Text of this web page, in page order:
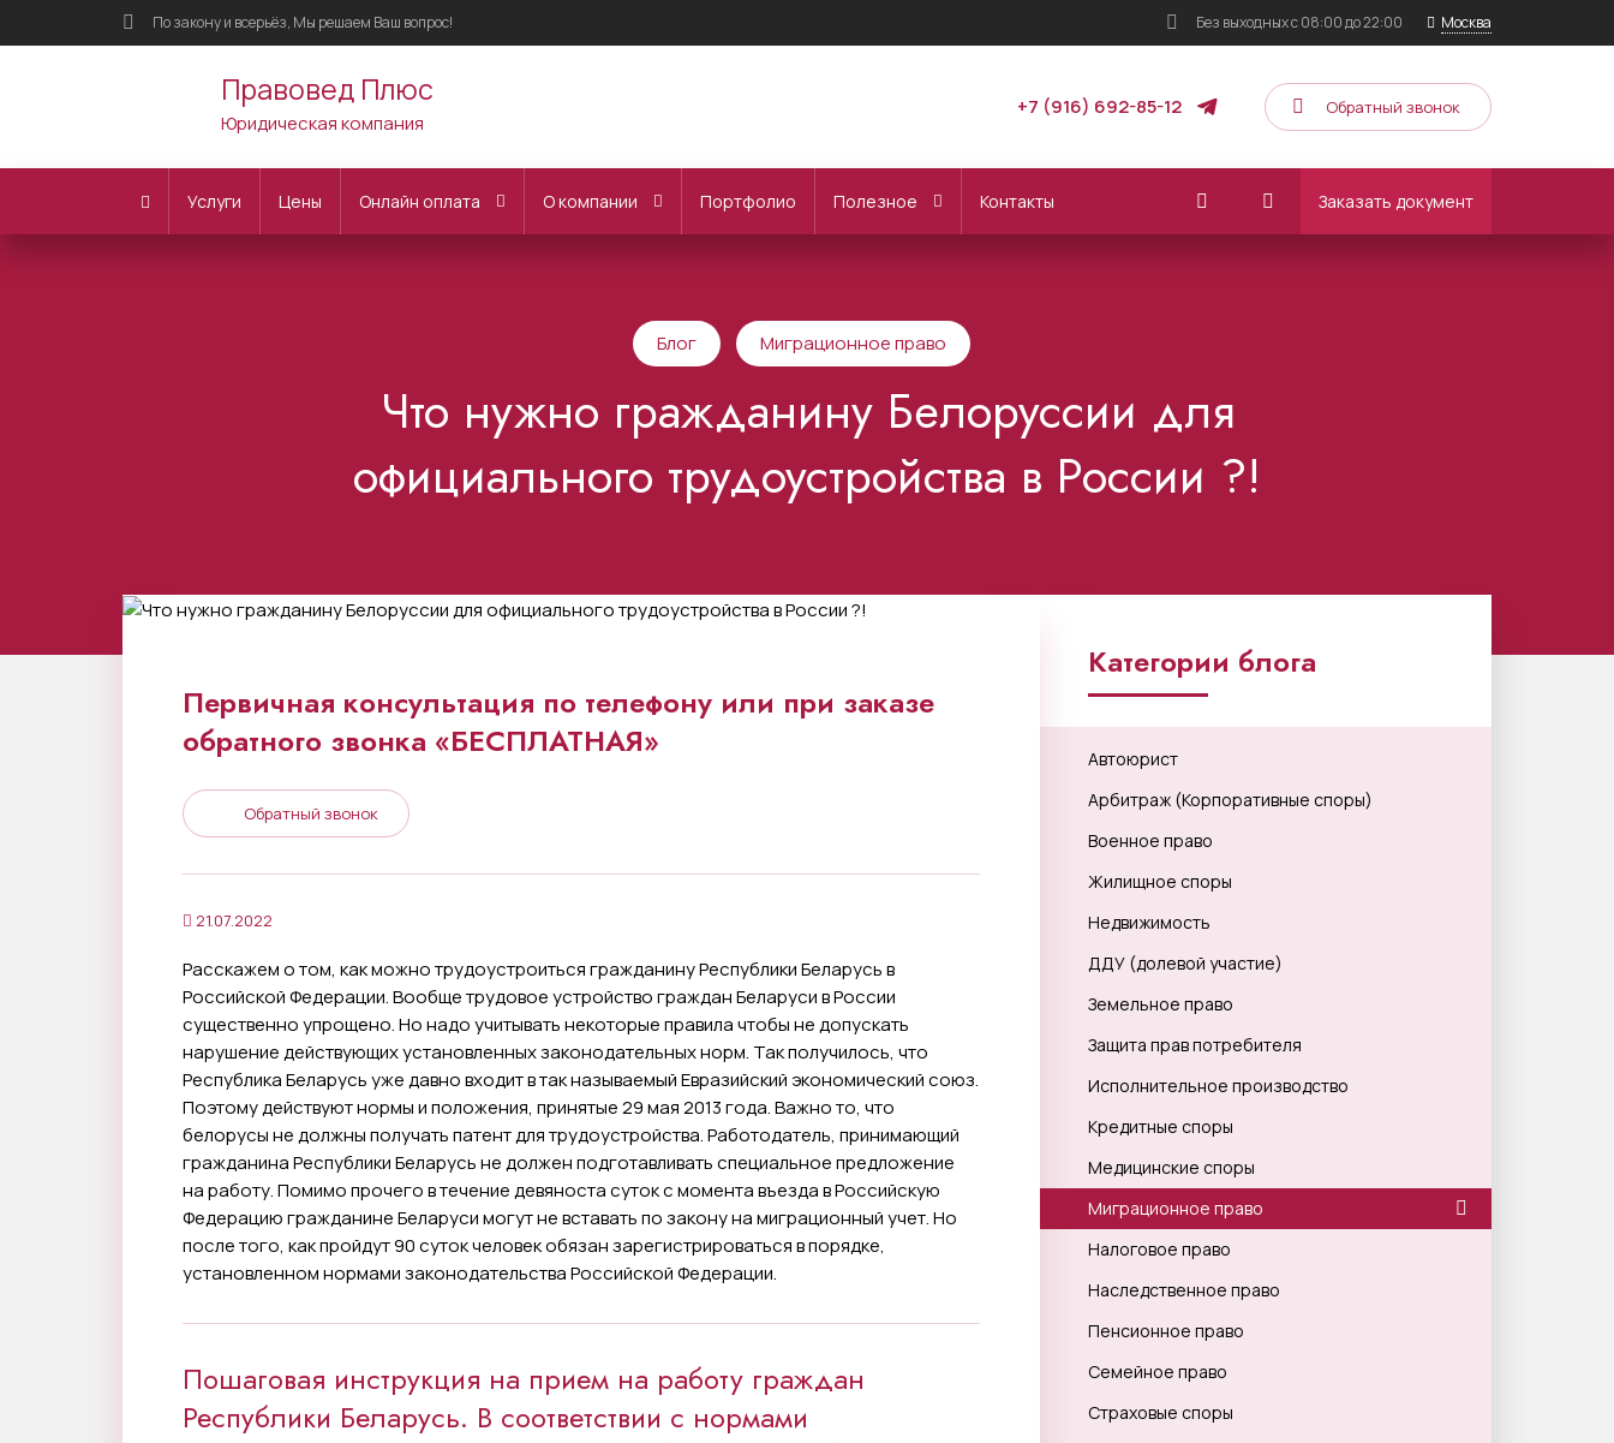
По закону и всерьёз, Мы решаем Ваш вопрос! Без выходныхс 08:00 до 22:00 Москва
Правовед Плюс
Юридическая компания
+7 (916) 692-85-12 Обратный звонок
Услуги Цены Онлайн оплата О компании Портфолио Полезное Контакты Заказать документ
Блог Миграционное право
Что нужно гражданину Белоруссии для
официального трудоустройства в России ?!
Первичная консультация по телефону или при заказе
обратного звонка «БЕСПЛАТНАЯ»
Обратный звонок
21.07.2022
Расскажем о том, как можно трудоустроиться гражданину Республики Беларусь в
Российской Федерации. Вообще трудовое устройство граждан Беларуси в России
существенно упрощено. Но надо учитывать некоторые правила чтобы не допускать
нарушение действующих установленных законодательных норм. Так получилось, что
Республика Беларусь уже давно входит в так называемый Евразийский экономический союз.
Поэтому действуют нормы и положения, принятые 29 мая 2013 года. Важно то, что
белорусы не должны получать патент для трудоустройства. Работодатель, принимающий
гражданина Республики Беларусь не должен подготавливать специальное предложение
на работу. Помимо прочего в течение девяноста суток с момента въезда в Российскую
Федерацию гражданине Беларуси могут не вставать по закону на миграционный учет. Но
после того, как пройдут 90 суток человек обязан зарегистрироваться в порядке,
установленном нормами законодательства Российской Федерации.
Пошаговая инструкция на прием на работу граждан
Республики Беларусь. В соответствии с нормами
Категории блога
Автоюрист
Арбитраж (Корпоративные споры)
Военное право
Жилищное споры
Недвижимость
ДДУ (долевой участие)
Земельное право
Защита прав потребителя
Исполнительное производство
Кредитные споры
Медицинские споры
Миграционное право
Налоговое право
Наследственное право
Пенсионное право
Семейное право
Страховые споры